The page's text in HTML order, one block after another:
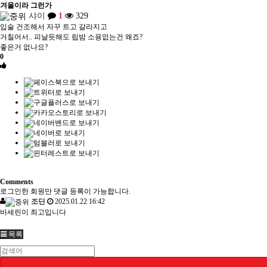
겨울이라 그런가
샤이 1 329
입술 건조해서 자꾸 트고 갈라지고
거칠어서.. 피날듯해도 립밤 소용없는건 왜죠?
좋은거 없나요?
0
Comments
로그인한 회원만 댓글 등록이 가능합니다.
조딘
2025.01.22 16:42
바세린이 최고입니다
목록